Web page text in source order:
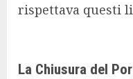
rispettava questi
La Chiusura del